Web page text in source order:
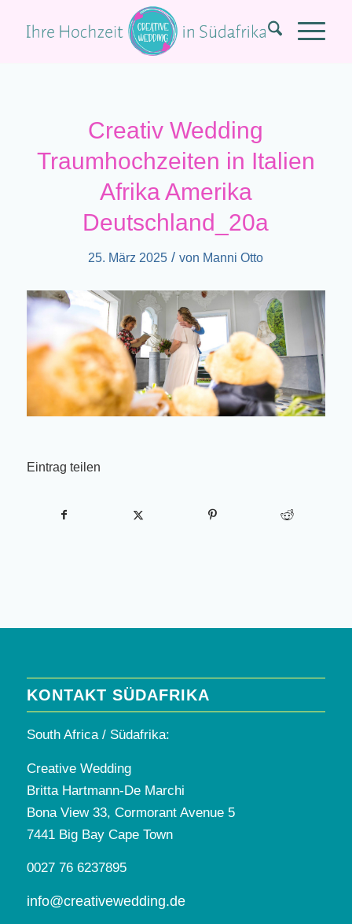
Creativ Wedding
Traumhochzeiten in Italien
Afrika Amerika
Deutschland_20a
25. März 2025 / von Manni Otto
Eintrag teilen
KONTAKT SÜDAFRIKA
South Africa / Südafrika:
Creative Wedding
Britta Hartmann-De Marchi
Bona View 33, Cormorant Avenue 5
7441 Big Bay Cape Town
0027 76 6237895
info@creativewedding.de